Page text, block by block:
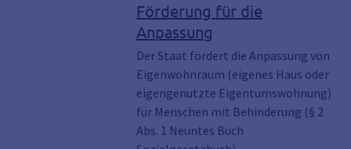
Wohnbauförderung, Wohnraumförderung,
Wohnungsbauförderung
Förderung für die
Anpassung
Der Staat fördert die Anpassung von
Eigenwohnraum (eigenes Haus oder
eigengenutzte Eigentumswohnung)
für Menschen mit Behinderung (§ 2
Abs. 1 Neuntes Buch